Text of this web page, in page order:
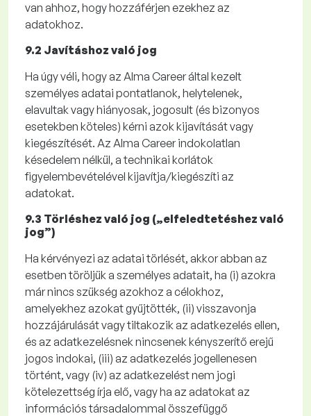
van ahhoz, hogy hozzáférjen ezekhez az
adatokhoz.
9.2 Javításhoz való jog
Ha úgy véli, hogy az Alma Careeráltal kezelt
személyes adatai pontatlanok, helytelenek,
elavultak vagy hiányosak, jogosult (és bizonyos
esetekben köteles) kérni azok kijavítását vagy
kiegészítését. Az Alma Career indokolatlan
késedelem nélkül, a technikai korlátok
figyelembevételével kijavítja/kiegészíti az
adatokat.
9.3 Törléshez való jog („elfeledtetéshez való
jog”)
Ha kérvényezi az adatai törlését, akkor abban az
esetben töröljük a személyes adatait, ha (i) azokra
már nincs szükség azokhoz a célokhoz,
amelyekhez azokat gyűjtötték, (ii) visszavonja
hozzájárulását vagy tiltakozik az adatkezelés ellen,
és az adatkezelésnek nincsenek kényszerítő erejű
jogos indokai, (iii) az adatkezelés jogellenesen
történt, vagy (iv) az adatkezelést nem jogi
kötelezettség írja elő, vagy ha az adatokat az
információs társadalommal összefüggő